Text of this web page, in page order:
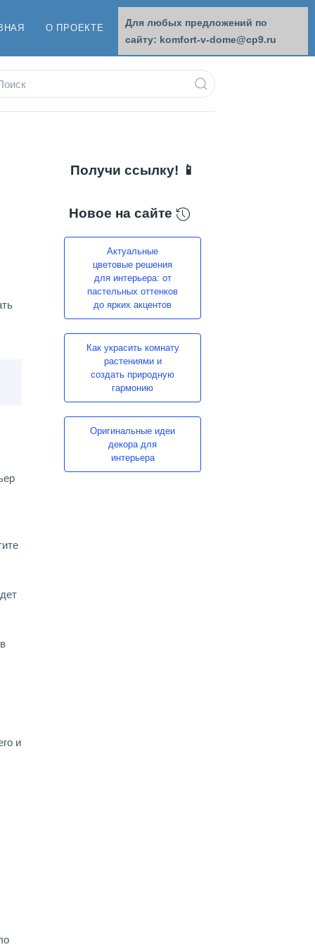
О ПРОЕКТЕ ОБРАТНАЯ СВЯЗЬ
и
Получи ссылку! 📱
Новое на сайте
Актуальные
цветовые решения
для интерьера: от
пастельных оттенков
до ярких акцентов
Как украсить комнату
растениями и
создать природную
гармонию
Оригинальные идеи
декора для
интерьера
Для любых предложений по
сайту: komfort-v-dome@cp9.ru